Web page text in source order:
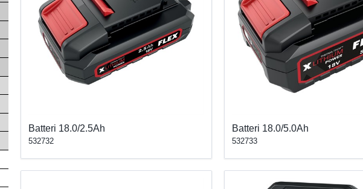
och urladdningsskyddet ,damm- och stänkskyddet samt den överskådliga laddningsindikeringen.
Batteri 18.0/2.5Ah
532732
Batteri 18.0/5.0Ah
532733